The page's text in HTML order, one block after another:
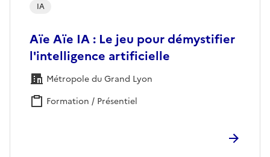
IA
Aïe Aïe IA : Le jeu pour démystifier
l'intelligence artificielle
Métropole du Grand Lyon
Formation / Présentiel